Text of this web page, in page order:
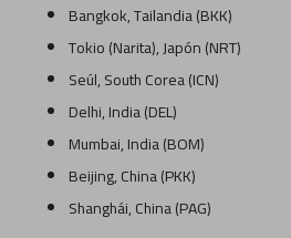
Bangkok, Tailandia (BKK)
Tokio (Narita), Japón (NRT)
Seúl, South Corea (ICN)
Delhi, India (DEL)
Mumbai, India (BOM)
Beijing, China (PKK)
Shanghái, China (PAG)